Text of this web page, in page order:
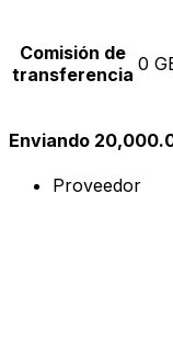
Comisión de
transferencia 0
Enviando
Proveedor